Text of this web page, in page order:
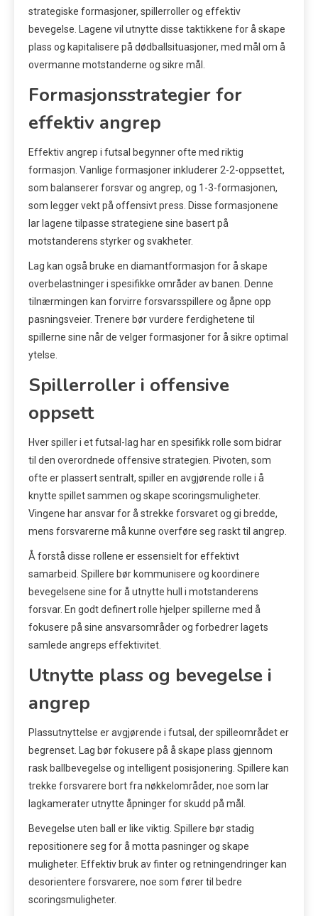
strategiske formasjoner, spillerroller og effektiv
bevegelse. Lagene vil utnytte disse taktikkene for å skape
plass og kapitalisere på dødballsituasjoner, med mål om å
overmanne motstanderne og sikre mål.
Formasjonsstrategier for
effektiv angrep
Effektiv angrep i futsal begynner ofte med riktig
formasjon. Vanlige formasjoner inkluderer 2-2-oppsettet,
som balanserer forsvar og angrep, og 1-3-formasjonen,
som legger vekt på offensivt press. Disse formasjonene
lar lagene tilpasse strategiene sine basert på
motstanderens styrker og svakheter.
Lag kan også bruke en diamantformasjon for å skape
overbelastninger i spesifikke områder av banen. Denne
tilnærmingen kan forvirre forsvarsspillere og åpne opp
pasningsveier. Trenere bør vurdere ferdighetene til
spillerne sine når de velger formasjoner for å sikre optimal
ytelse.
Spillerroller i offensive
oppsett
Hver spiller i et futsal-lag har en spesifikk rolle som bidrar
til den overordnede offensive strategien. Pivoten, som
ofte er plassert sentralt, spiller en avgjørende rolle i å
knytte spillet sammen og skape scoringsmuligheter.
Vingene har ansvar for å strekke forsvaret og gi bredde,
mens forsvarerne må kunne overføre seg raskt til angrep.
Å forstå disse rollene er essensielt for effektivt
samarbeid. Spillere bør kommunisere og koordinere
bevegelsene sine for å utnytte hull i motstanderens
forsvar. En godt definert rolle hjelper spillerne med å
fokusere på sine ansvarsområder og forbedrer lagets
samlede angreps effektivitet.
Utnytte plass og bevegelse i
angrep
Plassutnyttelse er avgjørende i futsal, der spilleområdet er
begrenset. Lag bør fokusere på å skape plass gjennom
rask ballbevegelse og intelligent posisjonering. Spillere kan
trekke forsvarere bort fra nøkkelområder, noe som lar
lagkamerater utnytte åpninger for skudd på mål.
Bevegelse uten ball er like viktig. Spillere bør stadig
repositionere seg for å motta pasninger og skape
muligheter. Effektiv bruk av finter og retningendringer kan
desorientere forsvarere, noe som fører til bedre
scoringsmuligheter.